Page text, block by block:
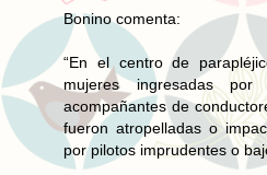
Bonino comenta:
“En el centro de
mujeres ingresadas
acompañantes de
fueron atropelladas o
por pilotos imprudentes o